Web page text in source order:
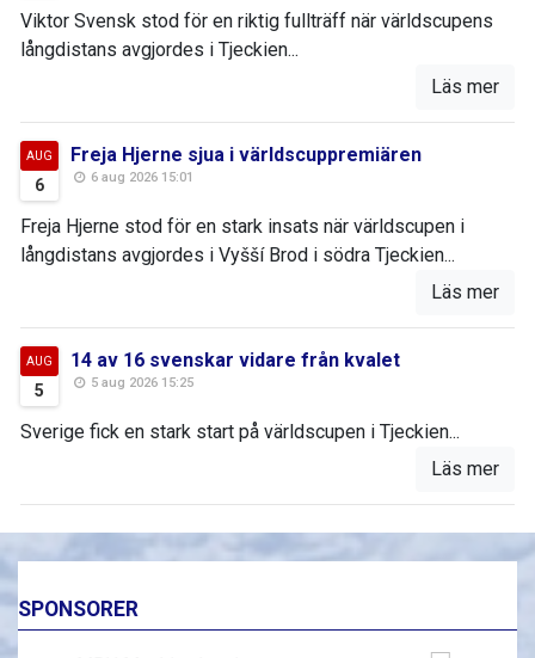
Viktor Svensk stod för en riktig fullträff när världscupens
långdistans avgjordes i Tjeckien...
Läs mer
AUG
6
Freja Hjerne sjua i världscuppremiären
6 aug 2026 15:01
Freja Hjerne stod för en stark insats när världscupen i
långdistans avgjordes i Vyšší Brod i södra Tjeckien...
Läs mer
AUG
5
14 av 16 svenskar vidare från kvalet
5 aug 2026 15:25
Sverige fick en stark start på världscupen i Tjeckien...
Läs mer
SPONSORER